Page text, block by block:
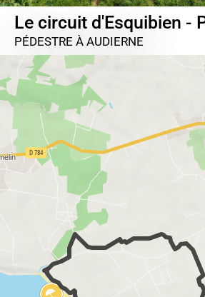
Le circuit d'Esquibien -
PÉDESTRE À AUDIERNE